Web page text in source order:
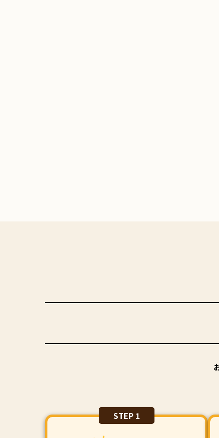
STEP 1